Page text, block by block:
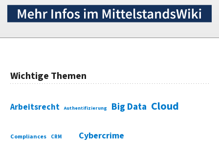
Wichtige Themen
Arbeitsrecht Authentifizierung Big Data Cloud
Compliances CRM Cybercrime